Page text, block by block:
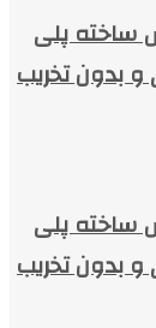
ساخته پلی
و بدون تخریب
ساخته پلی
و بدون تخریب